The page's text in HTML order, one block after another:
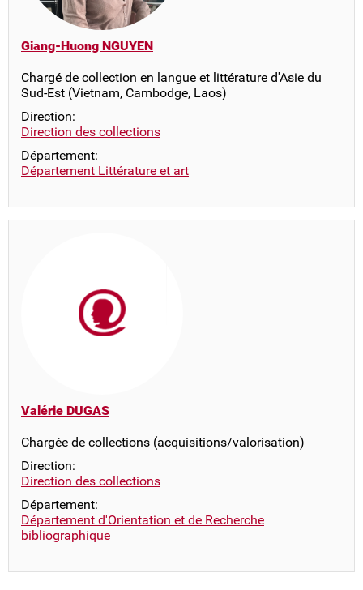
Giang-Huong NGUYEN
Chargé de collection en langue et littérature d'Asie du
Sud-Est (Vietnam, Cambodge, Laos)
Direction:
Direction des collections
Département:
Département Littérature et art
Valérie DUGAS
Chargée de collections (acquisitions/valorisation)
Direction:
Direction des collections
Département:
Département d'Orientation et de Recherche
bibliographique